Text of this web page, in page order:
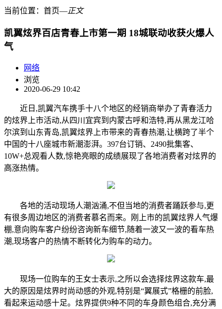
当前位置： 首页―正文
凯翼炫界百店青春上市第一期 18城联动收获火爆人
气
网络
浏览
2020-06-29 10:42
近日,凯翼汽车携手十八个地区的经销商举办了青春活力
的炫界上市活动,从四川宜宾到内蒙古呼和浩特,再从黑龙江哈
尔滨到山东青岛,凯翼炫界上市带来的青春热潮,让横跨了半个
中国的十八座城市新潮澎湃。397台订销、2490批集客、
10W+总观看人数,惊艳亮眼的成绩展现了各地消费者对炫界的
高涨热情。
各地的活动现场人潮汹涌,不但当地的消费者踊跃参与,更
有很多周边地区的消费者慕名而来。刚上市的凯翼炫界人气爆
棚,意向购车客户纷纷咨询新车细节,随着一波又一波的看车热
潮,现场客户的热情不断转化为购车的动力。
现场一位购车的王女士表示,之所以会选择炫界这款车,最
大的原因是炫界时尚动感的外观,特别是“翼展式”格栅的前脸,
看起来运动感十足。炫界提供9种不同的车身颜色组合,充分满